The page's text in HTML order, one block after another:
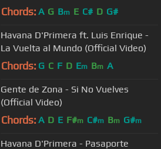
Chords: A G Bm E C# D G#
Havana D'Primera ft. Luis Enrique -
La Vuelta al Mundo (Official Video)
Chords: G C F D Em Bm A
Gente de Zona - Si No Vuelves
(Official Video)
Chords: A D E F#m C#m Bm G#m
Havana D'Primera - Pasaporte